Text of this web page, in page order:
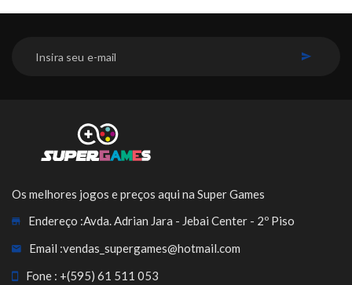
Os melhores jogos e preços aqui na Super Games
Endereço :Avda. Adrian Jara - Jebai Center - 2º Piso
Email :vendas_supergames@hotmail.com
Fone : +(595) 61 511 053